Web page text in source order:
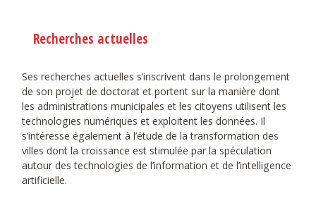
Recherches actuelles
Ses recherches actuelles s’inscrivent dans le prolongement
de son projet de doctorat et portent sur la manière dont
les administrations municipales et les citoyens utilisent les
technologies numériques et exploitent les données. Il
s’intéresse également à l’étude de la transformation des
villes dont la croissance est stimulée par la spéculation
autour des technologies de l’information et de l’intelligence
artificielle.